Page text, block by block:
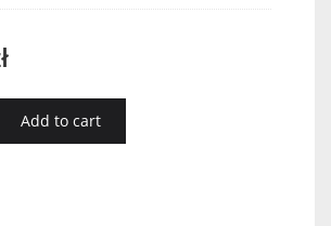
Add to cart